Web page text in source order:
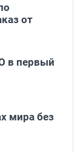
от
в первый
мира без